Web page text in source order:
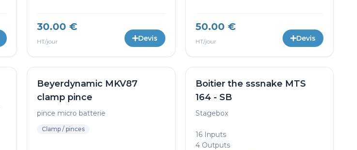
30.00 €
HT/jour Devis
50.00 €
HT/jour Devis
Beyerdynamic MKV87
clamp pince
pince micro batterie
Clamp / pinces
Boitier the sssnake MTS
164 - SB
Stagebox
16 Inputs
4 Outputs